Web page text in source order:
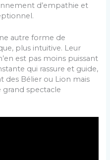
d’empathie et
autre forme de
plus intuitive. Leur
est pas moins puissant
qui rassure et guide,
des Bélier ou Lion mais
grand spectacle